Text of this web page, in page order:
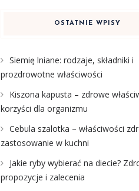
OSTATNIE WPISY
Siemię lniane: rodzaje, składniki i
prozdrowotne właściwości
Kiszona kapusta – zdrowe
korzyści dla organizmu
Cebula szalotka – właściwości
zastosowanie w kuchni
Jakie ryby wybierać na diecie?
propozycje i zalecenia